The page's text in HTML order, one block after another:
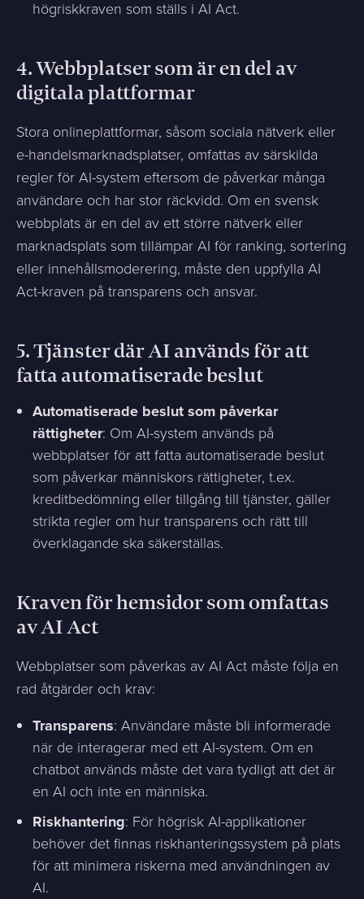
högriskkraven som ställs i AI Act.
4.Webbplatser som är en del av
digitala plattformar
Stora onlineplattformar, såsom sociala nätverk eller
e-handelsmarknadsplatser, omfattas av särskilda
regler för AI-system eftersom de påverkar många
användare och har stor räckvidd. Om en svensk
webbplats är en del av ett större nätverk eller
marknadsplats som tillämpar AI för ranking, sortering
eller innehållsmoderering, måste den uppfylla AI
Act-kraven på transparens och ansvar.
5.Tjänster där AI används för att
fatta automatiserade beslut
Automatiserade beslut som påverkar
rättigheter: Om AI-system används på
webbplatser för att fatta automatiserade beslut
som påverkar människors rättigheter, t.ex.
kreditbedömning eller tillgång till tjänster, gäller
strikta regler om hur transparens och rätt till
överklagande ska säkerställas.
Kraven för hemsidor som omfattas
av AI Act
Webbplatser som påverkas av AI Act måste följa en
rad åtgärder och krav:
Transparens: Användare måste bli informerade
när de interagerar med ett AI-system. Om en
chatbot används måste det vara tydligt att det är
en AI och inte en människa.
Riskhantering: För högrisk AI-applikationer
behöver det finnas riskhanteringssystem på plats
för att minimera riskerna med användningen av
AI.